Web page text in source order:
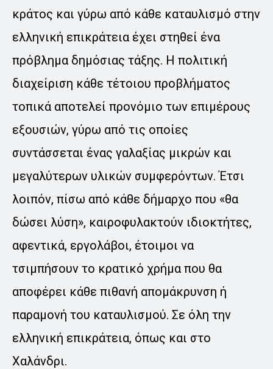
κράτος και γύρω από κάθε καταυλισμό στην
ελληνική επικράτεια έχει στηθεί ένα
πρόβλημα δημόσιας τάξης. Η πολιτική
διαχείριση κάθε τέτοιου προβλήματος
τοπικά αποτελεί προνόμιο των επιμέρους
εξουσιών, γύρω από τις οποίες
συντάσσεται ένας γαλαξίας μικρών και
μεγαλύτερων υλικών συμφερόντων. Έτσι
λοιπόν, πίσω από κάθε δήμαρχο που «θα
δώσει λύση», καιροφυλακτούν ιδιοκτήτες,
αφεντικά, εργολάβοι, έτοιμοι να
τσιμπήσουν το κρατικό χρήμα που θα
αποφέρει κάθε πιθανή απομάκρυνση ή
παραμονή του καταυλισμού. Σε όλη την
ελληνική επικράτεια, όπως και στο
Χαλάνδρι.